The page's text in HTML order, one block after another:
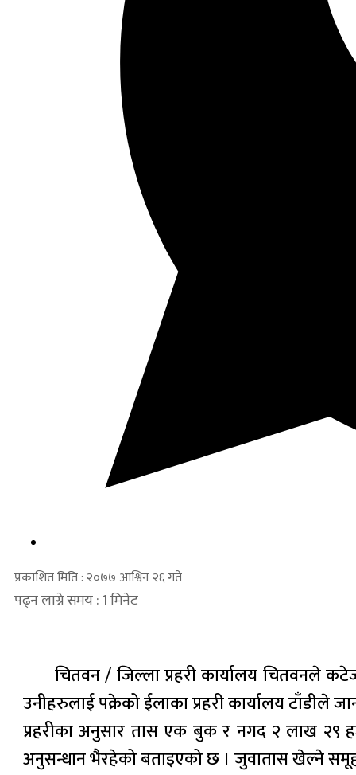
प्रकाशित मिति : २०७७ आश्विन २६ गते
पढ्न लाग्ने समय : 1 मिनेट
चितवन / जिल्ला प्रहरी कार्यालय चितवनले
उनीहरुलाई पक्रेको ईलाका प्रहरी कार्यालय टाँडीले
प्रहरीका अनुसार तास एक बुक र नगद २ लाख २९
अनुसन्धान भैरहेको बताइएको छ । जुवातास खेल्ने